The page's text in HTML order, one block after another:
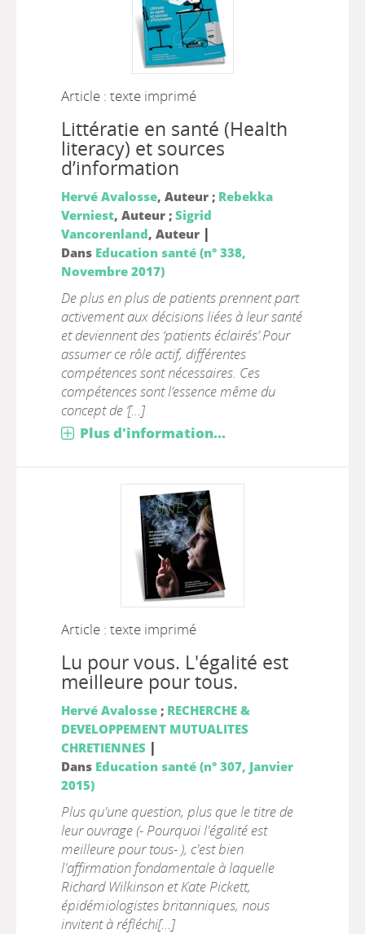
Article : texte imprimé
Littératie en santé (Health
literacy) et sources
d’information
Hervé Avalosse, Auteur ; Rebekka
Verniest, Auteur ; Sigrid
Vancorenland, Auteur |
Dans Education santé (n° 338,
Novembre 2017)
De plus en plus de patients prennent part
activement aux décisions liées à leur santé
et deviennent des ‘patients éclairés’.Pour
assumer ce rôle actif, différentes
compétences sont nécessaires. Ces
compétences sont l’essence même du
concept de ‘[...]
Plus d'information...
Article : texte imprimé
Lu pour vous. L'égalité est
meilleure pour tous.
Hervé Avalosse; RECHERCHE &
DEVELOPPEMENT MUTUALITES
CHRETIENNES |
Dans Education santé (n° 307, Janvier
2015)
Plus qu'une question, plus que le titre de
leur ouvrage (- Pourquoi l'égalité est
meilleure pour tous- ), c'est bien
l'affirmation fondamentale à laquelle
Richard Wilkinson et Kate Pickett,
épidémiologistes britanniques, nous
invitent à réfléchi[...]